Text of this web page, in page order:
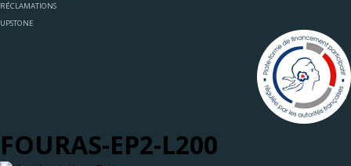
RÉCLAMATIONS
UPSTONE
FOURAS-EP2-L200